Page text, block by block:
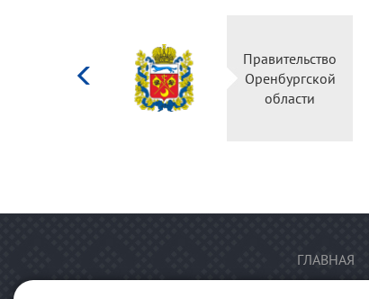
Правительство
Оренбургской
области
ГЛАВНАЯ